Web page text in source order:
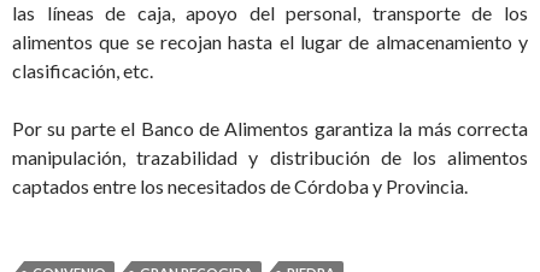
las líneas de caja, apoyo del personal, transporte de los
alimentos que se recojan hasta el lugar de almacenamiento y
clasificación, etc.
Por su parte el Banco de Alimentos garantiza la más correcta
manipulación, trazabilidad y distribución de los alimentos
captados entre los necesitados de Córdoba y Provincia.